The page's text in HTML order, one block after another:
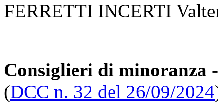
FERRETTI INCERTI
Consiglieri di minoranza
(DCC n. 32 del 26/09/2024